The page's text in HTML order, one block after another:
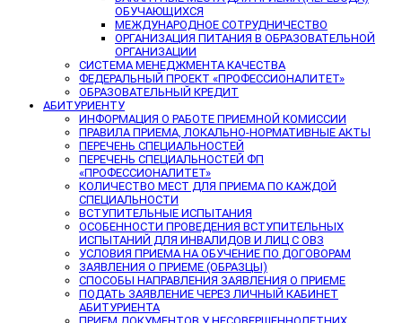
ОБУЧАЮЩИХСЯ
МЕЖДУНАРОДНОЕ СОТРУДНИЧЕСТВО
ОРГАНИЗАЦИЯ ПИТАНИЯ В ОБРАЗОВАТЕЛЬНОЙ
ОРГАНИЗАЦИИ
СИСТЕМА МЕНЕДЖМЕНТА КАЧЕСТВА
ФЕДЕРАЛЬНЫЙ ПРОЕКТ «ПРОФЕССИОНАЛИТЕТ»
ОБРАЗОВАТЕЛЬНЫЙ КРЕДИТ
АБИТУРИЕНТУ
ИНФОРМАЦИЯ О РАБОТЕ ПРИЕМНОЙ КОМИССИИ
ПРАВИЛА ПРИЕМА, ЛОКАЛЬНО-НОРМАТИВНЫЕ АКТЫ
ПЕРЕЧЕНЬ СПЕЦИАЛЬНОСТЕЙ
ПЕРЕЧЕНЬ СПЕЦИАЛЬНОСТЕЙ ФП
«ПРОФЕССИОНАЛИТЕТ»
КОЛИЧЕСТВО МЕСТ ДЛЯ ПРИЕМА ПО КАЖДОЙ
СПЕЦИАЛЬНОСТИ
ВСТУПИТЕЛЬНЫЕ ИСПЫТАНИЯ
ОСОБЕННОСТИ ПРОВЕДЕНИЯ ВСТУПИТЕЛЬНЫХ
ИСПЫТАНИЙ ДЛЯ ИНВАЛИДОВ И ЛИЦ С ОВЗ
УСЛОВИЯ ПРИЕМА НА ОБУЧЕНИЕ ПО ДОГОВОРАМ
ЗАЯВЛЕНИЯ О ПРИЕМЕ (ОБРАЗЦЫ)
СПОСОБЫ НАПРАВЛЕНИЯ ЗАЯВЛЕНИЯ О ПРИЕМЕ
ПОДАТЬ ЗАЯВЛЕНИЕ ЧЕРЕЗ ЛИЧНЫЙ КАБИНЕТ
АБИТУРИЕНТА